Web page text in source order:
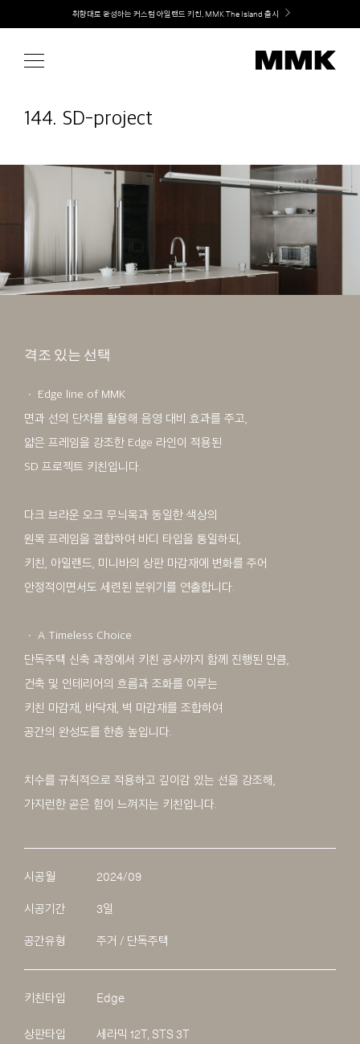
content
Welcome! 신규 회원가입 시 MMK Shop Coupon (총 60만원) 지급
144. SD-project
격조 있는 선택
ㆍ Edge line of MMK
면과 선의 단차를 활용해 음영 대비 효과를 주고,
얇은 프레임을 강조한 Edge 라인이 적용된
SD 프로젝트 키친입니다.
다크 브라운 오크 무늬목과 동일한 색상의
원목 프레임을 결합하여 바디 타입을 통일하되,
키친, 아일랜드, 미니바의 상판 마감재에 변화를 주어
안정적이면서도 세련된 분위기를 연출합니다.
ㆍ A Timeless Choice
단독주택 신축 과정에서 키친 공사까지 함께 진행된 만큼,
건축 및 인테리어의 흐름과 조화를 이루는
키친 마감재, 바닥재, 벽 마감재를 조합하여
공간의 완성도를 한층 높입니다.
치수를 규칙적으로 적용하고 깊이감 있는 선을 강조해,
가지런한 곧은 힘이 느껴지는 키친입니다.
시공월 2024/09
시공기간 3일
공간유형 주거 / 단독주택
키친타입 Edge
상판타입 세라믹 12T, STS 3T